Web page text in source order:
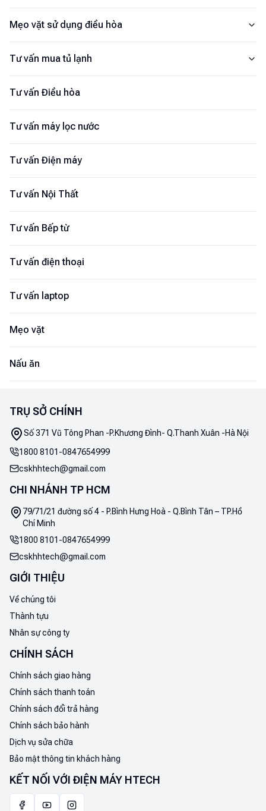
Mẹo vặt sử dụng điều hòa
Tư vấn mua tủ lạnh
Tư vấn Điều hòa
Tư vấn máy lọc nước
Tư vấn Điện máy
Tư vấn Nội Thất
Tư vấn Bếp từ
Tư vấn điện thoại
Tư vấn laptop
Mẹo vặt
Nấu ăn
TRỤ SỞ CHÍNH
Số 371 Vũ Tông Phan -P.Khương Đình- Q.Thanh Xuân -Hà Nội
1800 8101 -0847654999
cskhhtech@gmail.com
CHI NHÁNH TP HCM
79/71/21 đường số 4 - P.Bình Hưng Hoà - Q.Bình Tân – TP.Hồ
Chí Minh
1800 8101 -0847654999
cskhhtech@gmail.com
GIỚI THIỆU
Về chúng tôi
Thành tựu
Nhân sự công ty
CHÍNH SÁCH
Chính sách giao hàng
Chính sách thanh toán
Chính sách đổi trả hàng
Chính sách bảo hành
Dịch vụ sửa chữa
Bảo mật thông tin khách hàng
KẾT NỐI VỚI ĐIỆN MÁY HTECH